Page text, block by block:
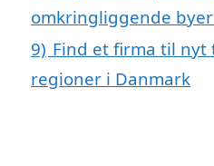
omkringliggende
9) Find et firma til nyt
regioner i Danmark